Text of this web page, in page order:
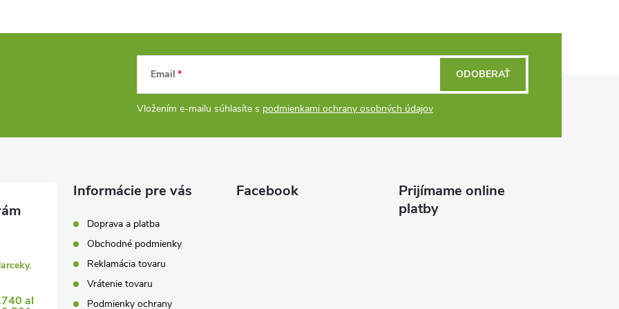
Email
Vložením e-mailu súhlasíte s podmienkami ochrany osobných údajov
ODOBERAŤ
al
Informácie pre vás
Doprava a platba
Obchodné podmienky
Reklamácia tovaru
Vrátenie tovaru
Podmienky ochrany
Facebook
Prijímame online
platby